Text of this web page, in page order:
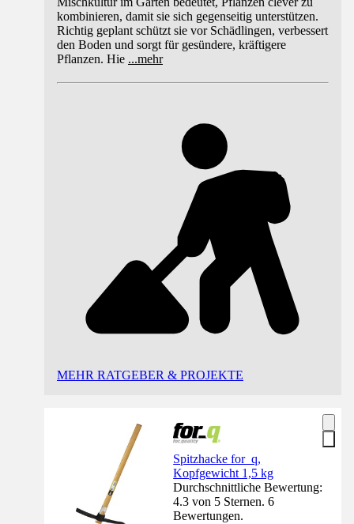
kombinieren, damit sie sich gegenseitig unterstützen.
Richtig geplant schützt sie vor Schädlingen, verbessert
den Boden und sorgt für gesündere, kräftigere
Pflanzen. Hie ...mehr
MEHR RATGEBER & PROJEKTE
Spitzhacke for_q,
Kopfgewicht 1,5 kg
Durchschnittliche Bewertung:
4.3 von 5 Sternen. 6
Bewertungen.